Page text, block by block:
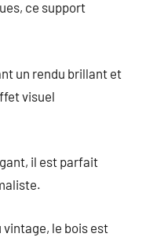
ce support
un rendu brillant et
visuel
il est parfait
le bois est